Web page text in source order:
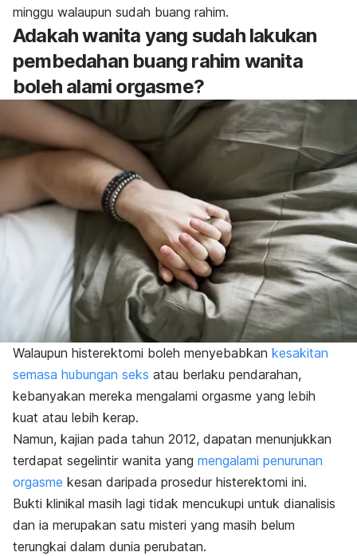
minggu walaupun sudah buang rahim.
Adakah wanita yang sudah lakukan
pembedahan buang rahim wanita
boleh alami orgasme?
Walaupun histerektomi boleh menyebabkan kesakitan
semasa hubungan seks atau berlaku pendarahan,
kebanyakan mereka mengalami orgasme yang lebih
kuat atau lebih kerap.
Namun, kajian pada tahun 2012, dapatan menunjukkan
terdapat segelintir wanita yang mengalami penurunan
orgasme kesan daripada prosedur histerektomi ini.
Bukti klinikal masih lagi tidak mencukupi untuk dianalisis
dan ia merupakan satu misteri yang masih belum
terungkai dalam dunia perubatan.